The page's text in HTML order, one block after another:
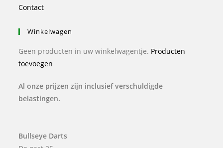
Contact
Winkelwagen
Geen producten in uw winkelwagentje. Producten
toevoegen
Al onze prijzen zijn inclusief verschuldigde
belastingen.
Bullseye Darts